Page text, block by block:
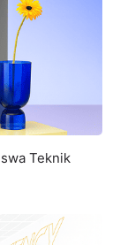
Teknik